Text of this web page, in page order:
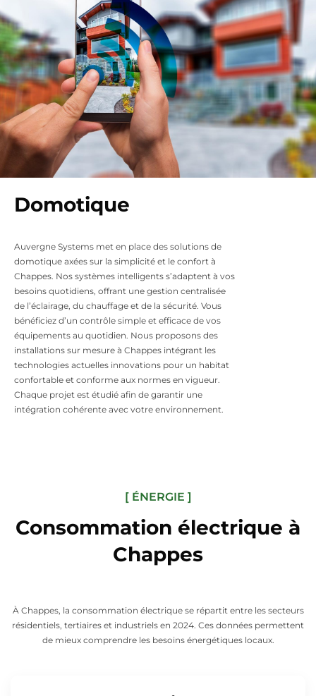
Domotique
Auvergne Systems met en place des solutions de
domotique axées sur la simplicité et le confort à
Chappes. Nos systèmes intelligents s’adaptent à vos
besoins quotidiens, offrant une gestion centralisée
de l’éclairage, du chauffage et de la sécurité. Vous
bénéficiez d’un contrôle simple et efficace de vos
équipements au quotidien. Nous proposons des
installations sur mesure à Chappes intégrant les
technologies actuelles innovations pour un habitat
confortable et conforme aux normes en vigueur.
Chaque projet est étudié afin de garantir une
intégration cohérente avec votre environnement.
[ ÉNERGIE ]
Consommation électrique à
Chappes
À Chappes, la consommation électrique se répartit entre les secteurs
résidentiels, tertiaires et industriels en 2024. Ces données permettent
de mieux comprendre les besoins énergétiques locaux.